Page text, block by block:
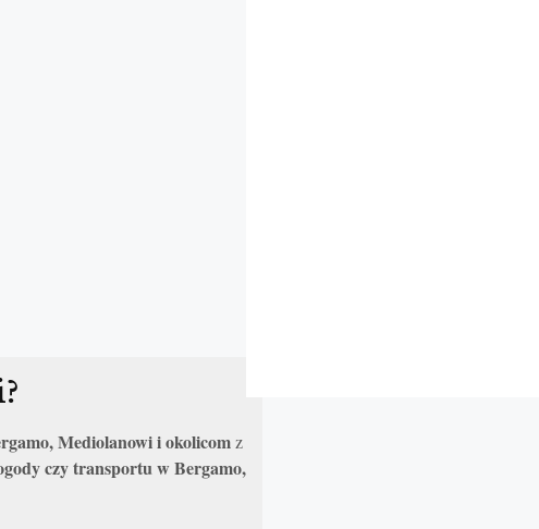
Mediolanowi i okolicomz
czy transportu w Bergamo,